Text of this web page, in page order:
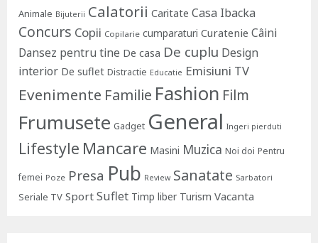
Animale Bijuterii Calatorii Caritate Casa Ibacka
Concurs Copii Copilarie cumparaturi Curatenie Câini
Dansez pentru tine De casa De cuplu Design
interior De suflet Distractie Educatie Emisiuni TV
Evenimente Familie Fashion Film
Frumusete Gadget General Ingeri pierduti
Lifestyle Mancare Masini Muzica Noi doi Pentru
femei Poze Presa Pub Review Sanatate Sarbatori
Seriale TV Sport Suflet Timp liber Turism Vacanta